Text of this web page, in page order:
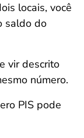
locais, você
saldo do
vir descrito
número.
PIS pode